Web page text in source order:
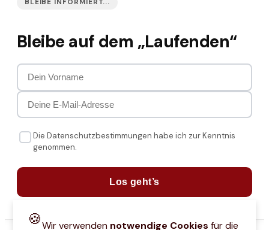
BLEIBE INFORMIERT...
Bleibe auf dem „Laufenden“
Die Datenschutzbestimmungen habe ich zur Kenntnis
genommen.
Los geht’s
🍪Wir verwenden notwendige Cookies für die